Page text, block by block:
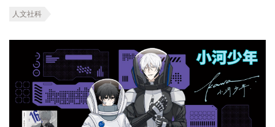
人文社科